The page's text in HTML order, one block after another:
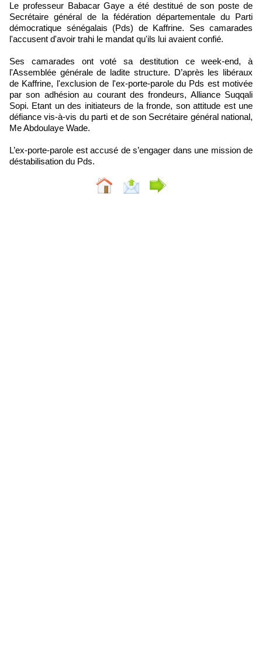
Le professeur Babacar Gaye a été destitué de son poste de
Secrétaire général de la fédération départementale du Parti
démocratique sénégalais (Pds) de Kaffrine. Ses camarades
l'accusent d'avoir trahi le mandat qu'ils lui avaient confié.
Ses camarades ont voté sa destitution ce week-end, à
l'Assemblée générale de ladite structure. D’après les libéraux
de Kaffrine, l'exclusion de l'ex-porte-parole du Pds est motivée
par son adhésion au courant des frondeurs, Alliance Suqqali
Sopi. Etant un des initiateurs de la fronde, son attitude est une
défiance vis-à-vis du parti et de son Secrétaire général national,
Me Abdoulaye Wade.
L’ex-porte-parole est accusé de s’engager dans une mission de
déstabilisation du Pds.